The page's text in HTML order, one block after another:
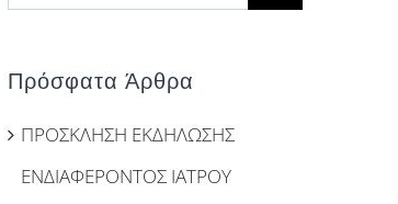
for:
Πρόσφατα Άρθρα
ΠΡΟΣΚΛΗΣΗ ΕΚΔΗΛΩΣΗΣ
ΕΝΔΙΑΦΕΡΟΝΤΟΣ ΙΑΤΡΟΥ